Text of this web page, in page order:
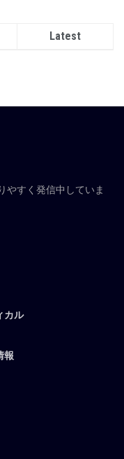
Latest
やすく発信中していま
カル
報